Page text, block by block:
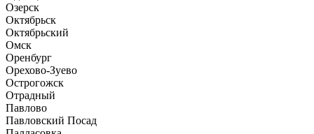
Озерск
Октябрьск
Октябрьский
Омск
Оренбург
Орехово-Зуево
Острогожск
Отрадный
Павлово
Павловский Посад